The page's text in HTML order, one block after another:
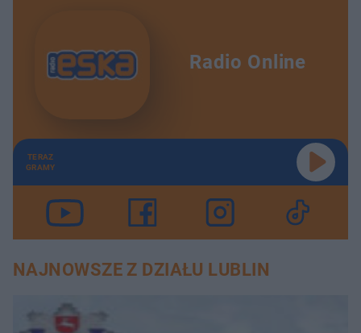
Radio Online
TERAZ
GRAMY
NAJNOWSZE Z DZIAŁU LUBLIN